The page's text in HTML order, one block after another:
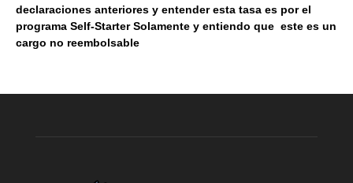
declaraciones anteriores y entender esta tasa es por el
programa Self-Starter Solamente y entiendo que este es un
cargo no reembolsable